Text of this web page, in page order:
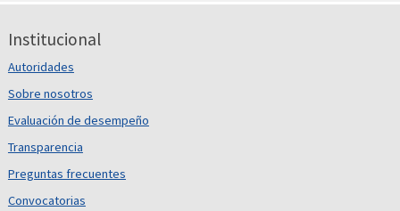
Institucional
Autoridades
Sobre nosotros
Evaluación de desempeño
Transparencia
Preguntas frecuentes
Convocatorias